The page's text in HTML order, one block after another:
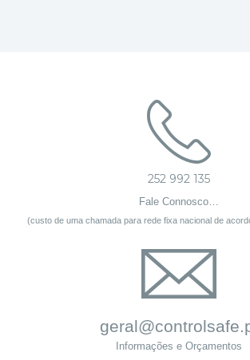
252 992 135
Fale Connosco…
(custo de uma chamada para rede fixa nacional de
Informações e Orçamentos